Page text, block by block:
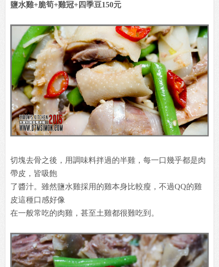
鹽水雞+脆筍+雞冠+四季豆150元
切塊去骨之後，用調味料拌過的半雞，每一口幾乎都是肉
帶皮，皆吸飽
了醬汁。雖然鹽水雞採用的雞本身比較瘦，不過QQ的雞
皮這種口感好像
在一般常吃的肉雞，甚至土雞都很難吃到。